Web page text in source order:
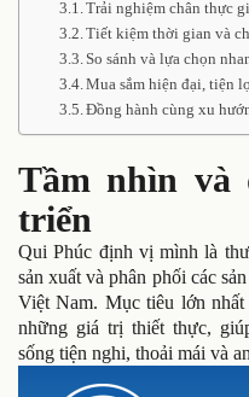
Trải nghiệm chân thực
Tiết kiệm thời gian và
So sánh và lựa chọn
Mua sắm hiện đại, tiện
Đồng hành cùng xu
Tầm nhìn và
triển
Qui Phúc định vị mình là
sản xuất và phân phối các
Việt Nam. Mục tiêu lớn
những giá trị thiết thực,
sống tiện nghi, thoải mái và